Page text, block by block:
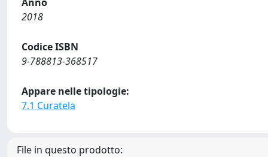
2018
Codice ISBN
9-788813-368517
Appare nelle tipologie:
7.1 Curatela
File in questo prodotto: